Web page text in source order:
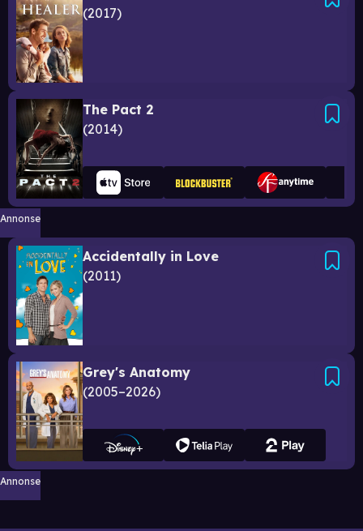
2017
The Pact 2
2014
Annonse
Accidentally in Love
2011
Grey's Anatomy
2005–2026
Annonse